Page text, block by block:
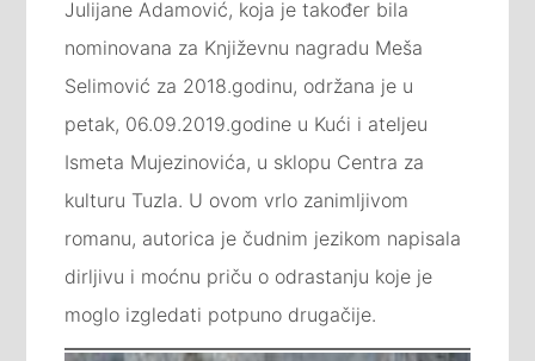
Julijane Adamović, koja je također bila
nominovana za Književnu nagradu Meša
Selimović za 2018.godinu, održana je u
petak, 06.09.2019.godine u Kući i ateljeu
Ismeta Mujezinovića, u sklopu Centra za
kulturu Tuzla. U ovom vrlo zanimljivom
romanu, autorica je čudnim jezikom napisala
dirljivu i moćnu priču o odrastanju koje je
moglo izgledati potpuno drugačije.